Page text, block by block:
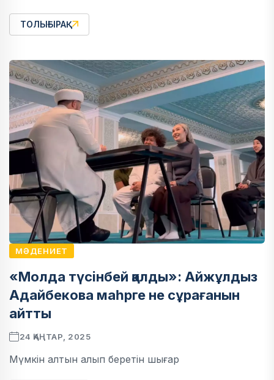
ТОЛЫҒЫРАҚ
МӘДЕНИЕТ
«Молда түсінбей қалды»: Айжұлдыз
Адайбекова маһрге не сұрағанын
айтты
24 ҚАҢТАР, 2025
Мүмкін алтын алып беретін шығар